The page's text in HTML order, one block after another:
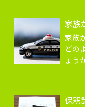
家族
家族
どの
ょう
保釈